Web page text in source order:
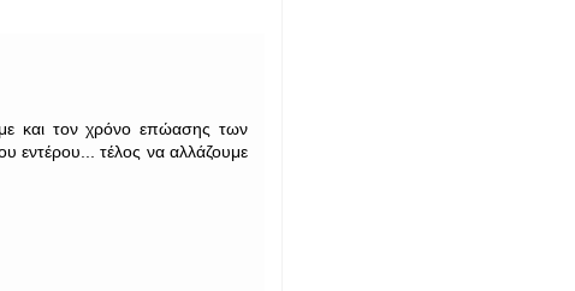
και τον χρόνο επώασης των
εντέρου... τέλος να αλλάζουμε